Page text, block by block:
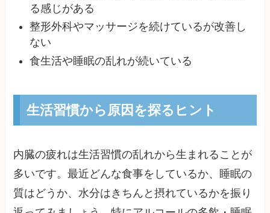
る感じがある
整形外科やマッサージを続けているが改善し
ない
食生活や睡眠の乱れが続いている
生活習慣から原因を探るヒント
内臓の疲れは生活習慣の乱れから生まれることが
多いです。最近どんな食事をしているか、睡眠の
質はどうか、水分はきちんと摂れているかを振り